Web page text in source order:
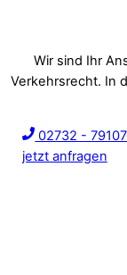
Wir sind Ihr
Verkehrsrecht. In
02732 -
jetzt anfragen